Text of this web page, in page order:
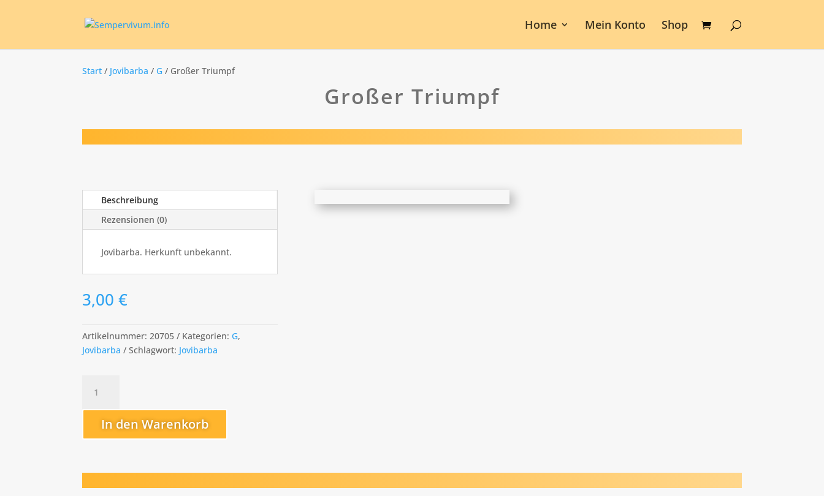
Home Mein Konto Shop
Start / Jovibarba / G / Großer Triumpf
Großer Triumpf
Beschreibung
Rezensionen (0)
Jovibarba. Herkunft unbekannt.
3,00€
Artikelnummer:20705 Kategorien: G,
Jovibarba
Schlagwort: Jovibarba
Triumpf
Menge
In den Warenkorb